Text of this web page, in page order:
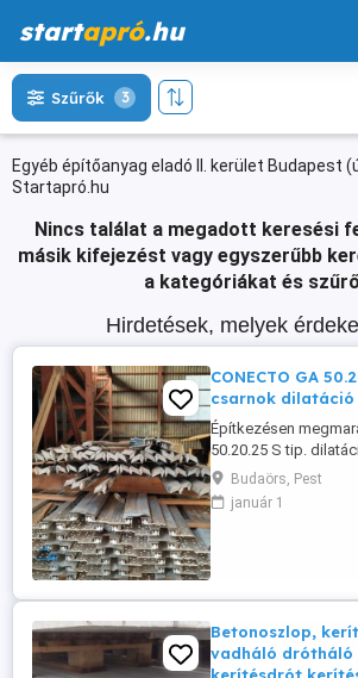
startapró.hu
Egyéb építőanyag eladó II. kerület Budapest
Startapró.hu
Szűrők 3
Nincs találat a megadott keresési
másik kifejezést vagy egyszerűbb
a kategóriákat és
Hirdetések, melyek
CONECTO GA
csarnok dilatáció
Építkezésen
50.20.25 S tip.
betonba rögzítő
lemezt leszorító
db, össz. 4500 db). -
Budaörs, Pest
január 1
Betonoszlop,
vadháló